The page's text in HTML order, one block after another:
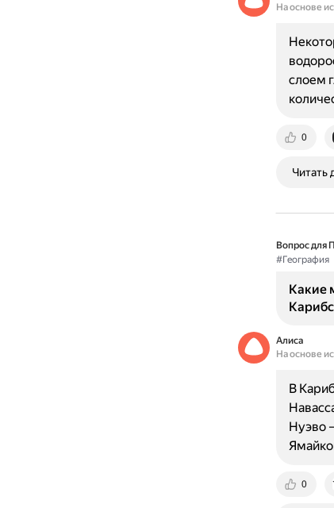
На основе
0
слоем
Читать
Вопрос для
#География
Какие
Алиса
На основе
0
В
Нуэво